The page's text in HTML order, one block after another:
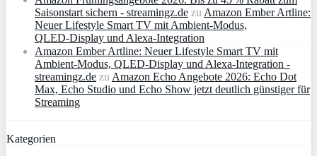
Saisonstart sichern - streamingz.de zu Amazon Ember Artline:
Neuer Lifestyle Smart TV mit Ambient‑Modus,
QLED‑Display und Alexa‑Integration
Amazon Ember Artline: Neuer Lifestyle Smart TV mit
Ambient‑Modus, QLED‑Display und Alexa‑Integration -
streamingz.de zu Amazon Echo Angebote 2026: Echo Dot
Max, Echo Studio und Echo Show jetzt deutlich günstiger für
Streaming
Kategorien